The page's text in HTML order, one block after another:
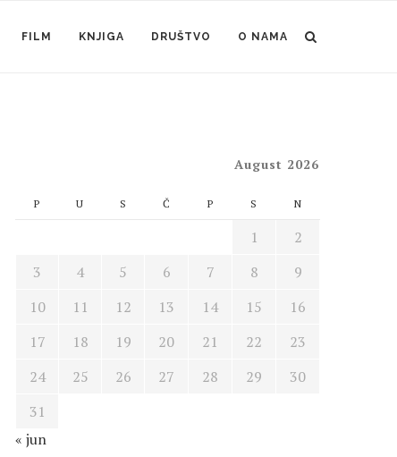
FILM KNJIGA DRUŠTVO O NAMA
August 2026
P U S Č P S N
1
2
3
4 5 6 7 8
9
10
11 12 13 14 15
16
17
18 19 20 21 22
23
24
25 26 27 28 29
30
31
« jun